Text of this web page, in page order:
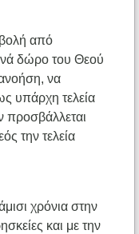
από
δώρο του Θεού
να
υπάρχη τελεία
προσβάλλεται
την τελεία
χρόνια στην
και με την